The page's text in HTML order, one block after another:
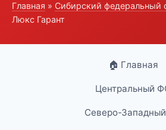
Главная » Сибирский федеральный
Люкс Гарант
🏠 Главная
Центральный
Северо-